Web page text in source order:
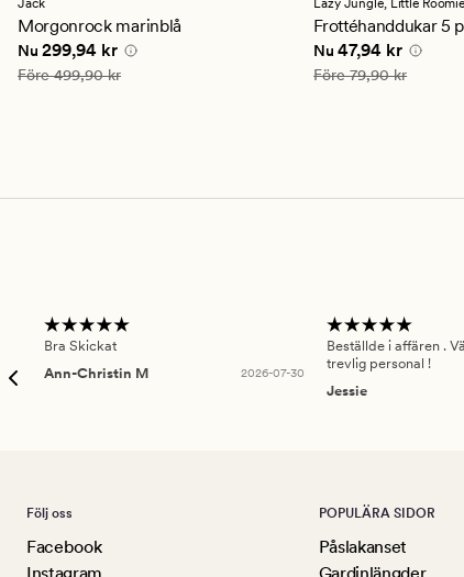
genomsnittligt
betyg
på
4.5
Jack
Morgonrock marinblå
Nuvarande pris
Nu 299,94 kr
Ordinarie pris 499,90 kr
Före499,90 kr
genomsnittligt
betyg
på
2.5
Lazy Jungle, Little
Frottéhanddukar 5
Nuvarande pris
Nu 47,94 kr
Ordinarie pris
Före79,90 kr
Bra Skickat
Ann-Christin M
2026-07-30
Beställde i affären .
trevlig personal !
Jessie
Följ oss
Facebook
POPULÄRA SIDOR
Påslakanset